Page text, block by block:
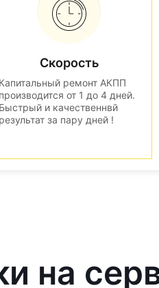
Скорость
Капитальный ремонт АКПП
производится от 1 до 4 дней.
Быстрый и качественнвй
результат за пару дней !
на